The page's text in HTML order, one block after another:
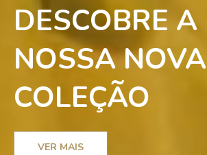
DESCOBRE A
NOSSA NOVA
COLEÇÃO
VER MAIS